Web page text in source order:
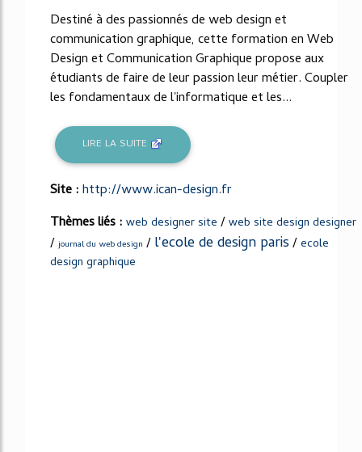
Destiné à des passionnés de web design et
communication graphique, cette formation en Web
Design et Communication Graphique propose aux
étudiants de faire de leur passion leur métier. Coupler
les fondamentaux de l'informatique et les...
LIRE LA SUITE
Site :http://www.ican-design.fr
Thèmes liés : web designer site /web site design designer
/ journal du web design /l'ecole de design paris/ecole
design graphique